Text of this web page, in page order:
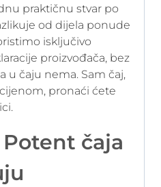
praktičnu stvar po
od dijela ponude
isključivo
proizvođača, bez
u čaju nema. Sam čaj,
pronaći ćete
Potent čaja